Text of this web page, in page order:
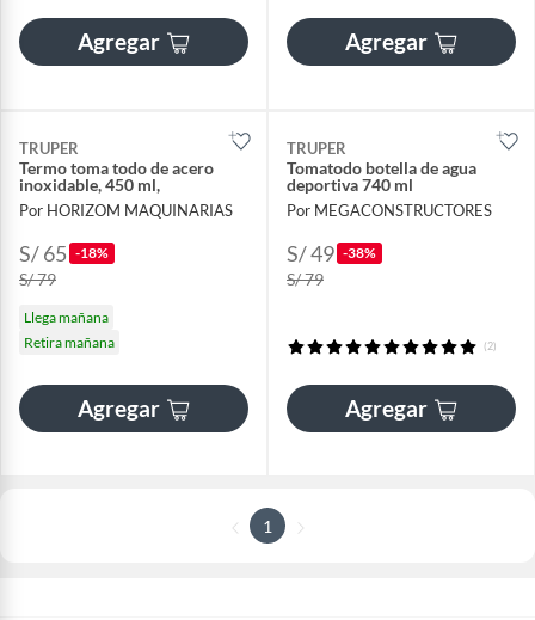
Agregar Agregar
TRUPER
Termo toma todo de acero
inoxidable, 450 ml,
Por HORIZOM MAQUINARIAS
S/ 65 -18%
S/ 79
Llega mañana
Retira mañana
Agregar
TRUPER
Tomatodo botella de agua
deportiva 740 ml
Por MEGACONSTRUCTORES
S/ 49 -38%
S/ 79
(2)
Agregar
1